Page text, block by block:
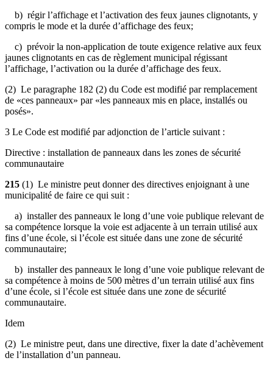
b) régir l’affichage et l’activation des feux jaunes clignotants, y
compris le mode et la durée d’affichage des feux;
c) prévoir la non-application de toute exigence relative aux feux
jaunes clignotants en cas de règlement municipal régissant
l’affichage, l’activation ou la durée d’affichage des feux.
(2) Le paragraphe 182 (2) du Code est modifié par remplacement
de «ces panneaux» par «les panneaux mis en place, installés ou
posés».
3 Le Code est modifié par adjonction de l’article suivant :
Directive : installation de panneaux dans les zones de sécurité
communautaire
215 (1) Le ministre peut donner des directives enjoignant à une
municipalité de faire ce qui suit :
a) installer des panneaux le long d’une voie publique relevant de
sa compétence lorsque la voie est adjacente à un terrain utilisé aux
fins d’une école, si l’école est située dans une zone de sécurité
communautaire;
b) installer des panneaux le long d’une voie publique relevant de
sa compétence à moins de 500 mètres d’un terrain utilisé aux fins
d’une école, si l’école est située dans une zone de sécurité
communautaire.
Idem
(2) Le ministre peut, dans une directive, fixer la date d’achèvement
de l’installation d’un panneau.